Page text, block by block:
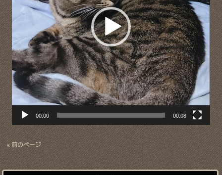
00:00 00:08
« 前のページ